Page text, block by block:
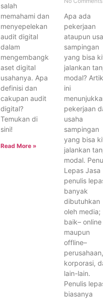
salah
memahami dan
menyepelekan
audit digital
dalam
mengembangkan
aset digital
usahanya. Apa
definisi dan
cakupan audit
digital?
Temukan di
sini!
Read More »
Apa ada
pekerjaan
ataupun
sampingan
yang bisa
jalankan
modal?
ini
pekerjaan
usaha
sampingan
yang bisa
jalankan
modal.
Lepas Jasa
penulis
banyak
dibutuhkan
oleh media;
baik– online
maupun
offline–
perusahaan,
korporasi,
lain-lain.
Penulis
biasanya